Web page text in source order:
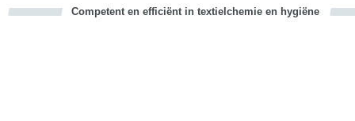
Competent en efficiënt in textielchemie en hygiëne